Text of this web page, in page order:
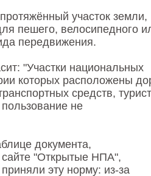
участок земли,
пешего, велосипедного
передвижения.
"Участки национальных
которых расположены
средств,
не
документа,
сайте "Открытые НПА",
эту норму: из-за